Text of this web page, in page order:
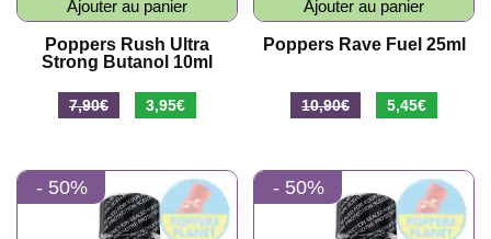
Ajouter au panier
Poppers Rush Ultra
Strong Butanol 10ml
7,90€
Le
était :
7,90€.
3,95€
est :
3,95€.
Ajouter au panier
Poppers Rave Fuel 25ml
10,90€
Le
était :
10,90€.
5,45€
est :
5,45€.
- 50% - 50%